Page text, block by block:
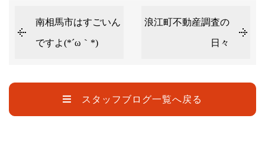
南相馬市はすごいん
ですよ(*´ω｀*)
浪江町不動産調査の
日々
スタッフブログ一覧へ戻る